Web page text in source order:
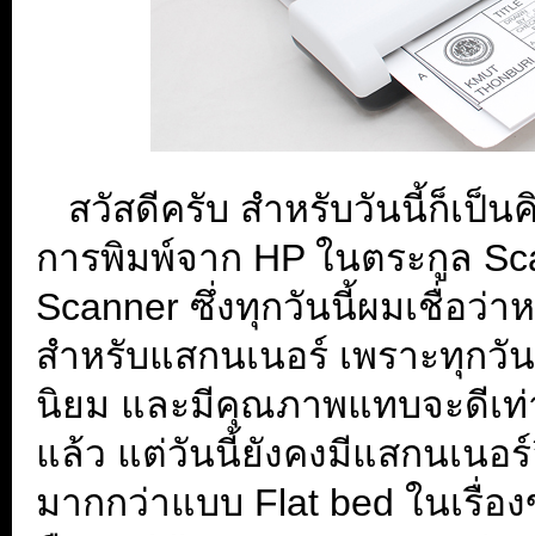
สวัสดีครับ สำหรับวันนี้ก็เป็น
การพิมพ์จาก HP ในตระกูล
Scanner ซึ่งทุกวันนี้ผมเชื่อว่
สำหรับแสกนเนอร์ เพราะทุกวั
นิยม และมีคุณภาพแทบจะดีเท่
แล้ว แต่วันนี้ยังคงมีแสกนเนอ
มากกว่าแบบ Flat bed ในเรื่